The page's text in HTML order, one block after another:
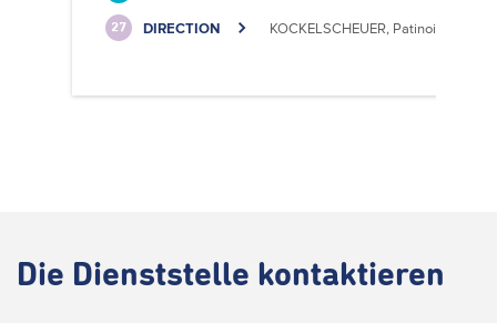
27 DIRECTION KOCKELSCHEUER, Patinoire
Die Dienststelle kontaktieren